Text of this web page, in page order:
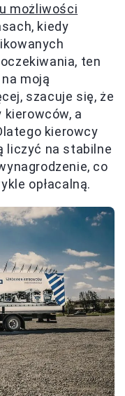
możliwości
kiedy
ten
moją
szacuje się, że
a
kierowcy
liczyć na stabilne
co
opłacalną.